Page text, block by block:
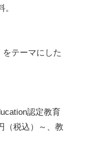
テーマにした
認定教育
（税込）～、教